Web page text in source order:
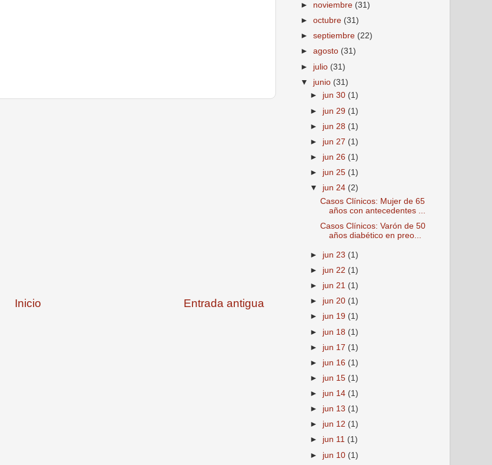
Entrada antigua
Inicio
► noviembre (31)
►octubre (31)
►septiembre (22)
►agosto (31)
► julio (31)
▼ junio (31)
► jun 30 (1)
► jun 29 (1)
► jun 28 (1)
► jun 27 (1)
► jun 26 (1)
► jun 25 (1)
▼ jun 24 (2)
Casos Clínicos: Mujer de 65
años con antecedentes ...
Casos Clínicos: Varón de 50
años diabético en preo...
► jun 23 (1)
► jun 22 (1)
► jun 21 (1)
► jun 20 (1)
► jun 19 (1)
► jun 18 (1)
► jun 17 (1)
► jun 16 (1)
► jun 15 (1)
► jun 14 (1)
► jun 13 (1)
► jun 12 (1)
► jun 11 (1)
► jun 10 (1)